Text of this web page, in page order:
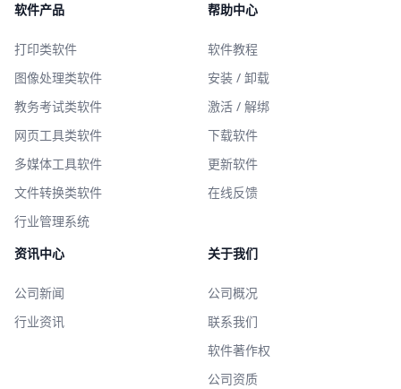
软件产品
打印类软件
图像处理类软件
教务考试类软件
网页工具类软件
多媒体工具软件
文件转换类软件
行业管理系统
帮助中心
软件教程
安装 / 卸载
激活 / 解绑
下载软件
更新软件
在线反馈
资讯中心
公司新闻
行业资讯
关于我们
公司概况
联系我们
软件著作权
公司资质